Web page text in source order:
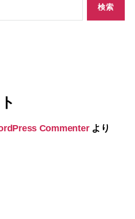
Commenterより